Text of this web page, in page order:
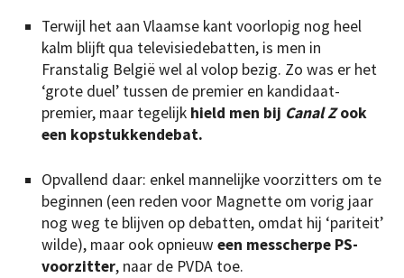
Terwijl het aan Vlaamse kant voorlopig nog heel
kalm blijft qua televisiedebatten, is men in
Franstalig België wel al volop bezig. Zo was er het
‘grote duel’ tussen de premier en kandidaat-
premier, maar tegelijk hield men bij Canal Zook
een kopstukkendebat.
Opvallend daar: enkel mannelijke voorzitters om te
beginnen (een reden voor Magnette om vorig jaar
nog weg te blijven op debatten, omdat hij ‘pariteit’
wilde), maar ook opnieuw een messcherpe PS-
voorzitter, naar de PVDA toe.